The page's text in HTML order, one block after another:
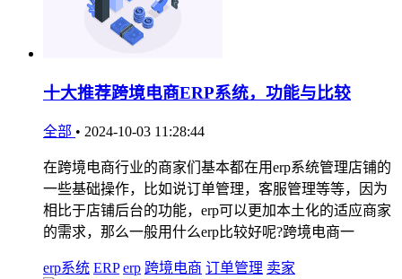
十大推荐跨境电商ERP系统，功能与比较
全部 • 2024-10-03 11:28:44
在跨境电商行业的商家们基本都在用erp系统管理店铺的
一些基础操作，比如说订单管理，客服管理等等，因为
相比于店铺后台的功能，erp可以更加本土化的适应商家
的需求，那么一般用什么erp比较好呢?跨境电商一
erp系统 ERP erp 跨境电商 订单管理 卖家